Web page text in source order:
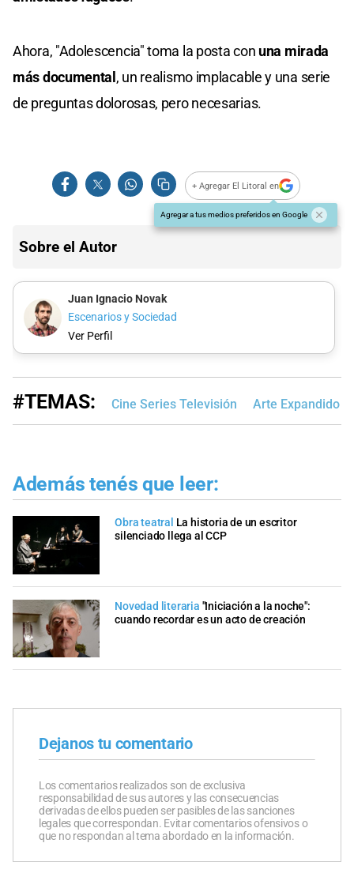
Ahora, "Adolescencia" toma la posta con una mirada
más documental , un realismo implacable y una serie
de preguntas dolorosas, pero necesarias.
+ Agregar El Litoral en
Agregar a tus medios preferidos en Google
Sobre el Autor
Juan Ignacio Novak
Escenarios y Sociedad
Ver Perfil
#TEMAS: Cine Series Televisión Arte Expandido
Además tenés que leer:
Obra teatral La historia de un escritor
silenciado llega al CCP
Novedad literaria "Iniciación a la noche":
cuando recordar es un acto de creación
Dejanos tu comentario
Los comentarios realizados son de exclusiva
responsabilidad de sus autores y las consecuencias
derivadas de ellos pueden ser pasibles de las sanciones
legales que correspondan. Evitar comentarios ofensivos o
que no respondan al tema abordado en la información.